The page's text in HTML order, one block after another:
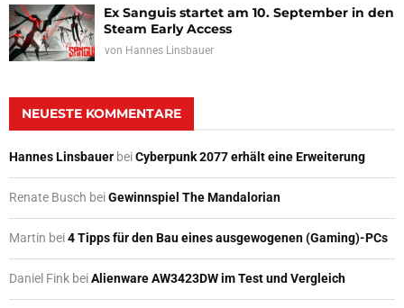
Ex Sanguis startet am 10. September in den
Steam Early Access
von Hannes Linsbauer
NEUESTE KOMMENTARE
Hannes Linsbauer beiCyberpunk 2077 erhält eine Erweiterung
Renate Busch beiGewinnspiel The Mandalorian
Martin bei4 Tipps für den Bau eines ausgewogenen (Gaming)-PCs
Daniel Fink beiAlienware AW3423DW im Test und Vergleich